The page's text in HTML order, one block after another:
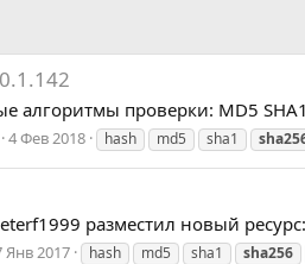
алгоритмы проверки: MD5
4 Фев 2018 hash md5 sha1
разместил новый
Янв 2017 hash md5 sha1 sha256